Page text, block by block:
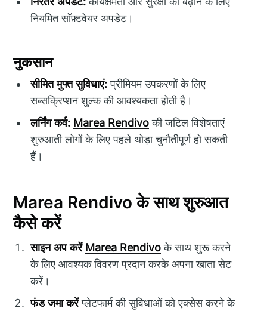
नियमित सॉफ़्टवेयर अपडेट।
नुकसान
सीमित मुफ्त सुविधाएं:प्रीमियम उपकरणों के लिए
सब्सक्रिप्शन शुल्क की आवश्यकता होती है।
लर्निंग कर्व: Marea Rendivoकी जटिल विशेषताएं
शुरुआती लोगों के लिए पहले थोड़ा चुनौतीपूर्ण हो सकती
हैं।
Marea Rendivo के साथ शुरुआत
कैसे करें
साइन अप करें Marea Rendivoके साथ शुरू करने
के लिए आवश्यक विवरण प्रदान करके अपना खाता सेट
करें।
फंड जमा करेंप्लेटफार्म की सुविधाओं को एक्सेस करने के